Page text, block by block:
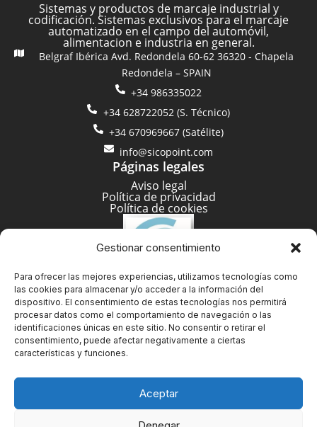
Gestionar consentimiento
Para ofrecer las mejores experiencias, utilizamos tecnologías como
las cookies para almacenar y/o acceder a la información del
dispositivo. El consentimiento de estas tecnologías nos permitirá
procesar datos como el comportamiento de navegación o las
identificaciones únicas en este sitio. No consentir o retirar el
consentimiento, puede afectar negativamente a ciertas
características y funciones.
Aceptar
Sistemas y productos de marcaje industrial y
codificación. Sistemas exclusivos para el marcaje
automatizado en el campo del automóvil,
alimentacion e industria en general.
Belgraf Ibérica Avd. Redondela 60-62 36320 - Chapela
Redondela – SPAIN
+34 986335022
+34 628722052 (S. Técnico)
+34 670969667 (Satélite)
info@sicopoint.com
Páginas legales
Aviso legal
Política de privacidad
Política de cookies